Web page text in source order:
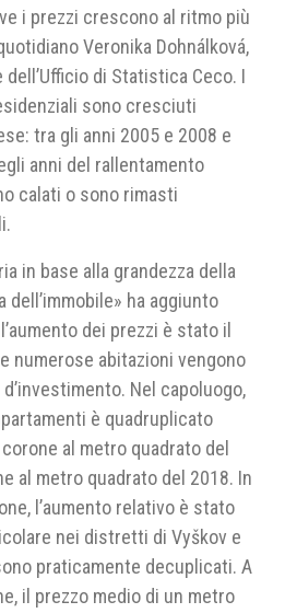
i prezzi crescono al ritmo più
Veronika Dohnálková,
di Statistica Ceco. I
sono cresciuti
tra gli anni 2005 e 2008 e
anni del rallentamento
calati o sono rimasti
in base alla grandezza della
ha aggiunto
dei prezzi è stato il
numerose abitazioni vengono
Nel capoluogo,
è quadruplicato
al metro quadrato del
al metro quadrato del 2018. In
l’aumento relativo è stato
nei distretti di Vyškov e
praticamente decuplicati. A
il prezzo medio di un metro